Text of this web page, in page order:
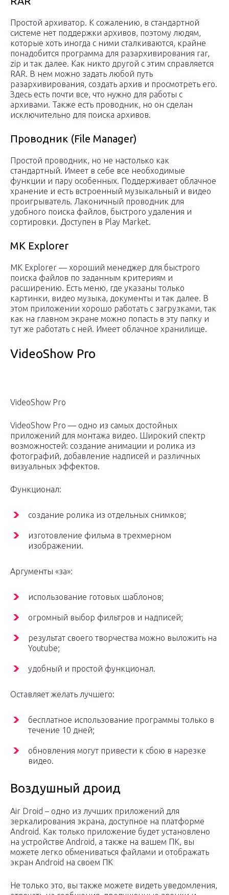
Простой архиватор. К сожалению, в стандартной
системе нет поддержки архивов, поэтому людям,
которые хоть иногда с ними сталкиваются, крайне
понадобится программа для разархивирования rar,
zip и так далее. Как никто другой с этим справляется
RAR. В нем можно задать любой путь
разархивирования, создать архив и просмотреть его.
Здесь есть почти все, что нужно для работы с
архивами. Также есть проводник, но он сделан
исключительно для поиска архивов.
Проводник (File Manager)
Простой проводник, но не настолько как
стандартный. Имеет в себе все необходимые
функции и пару особенных. Поддерживает облачное
хранение и есть встроенный музыкальный и видео
проигрыватель. Лаконичный проводник для
удобного поиска файлов, быстрого удаления и
сортировки. Доступен в Play Market.
MK Explorer
MK Explorer — хороший менеджер для быстрого
поиска файлов по заданным критериям и
расширению. Есть меню, где указаны только
картинки, видео музыка, документы и так далее. В
этом приложении хорошо работать с загрузками, так
как на главном экране можно попасть в эту папку и
тут же работать с ней. Имеет облачное хранилище.
VideoShow Pro
VideoShow Pro
VideoShow Pro — одно из самых достойных
приложений для монтажа видео. Широкий спектр
возможностей: создание анимации и ролика из
фотографий, добавление надписей и различных
визуальных эффектов.
Функционал:
создание ролика из отдельных снимков;
изготовление фильма в трехмерном
изображении.
Аргументы «за»:
использование готовых шаблонов;
огромный выбор фильтров и надписей;
результат своего творчества можно выложить на
Youtube;
удобный и простой функционал.
Оставляет желать лучшего:
бесплатное использование программы только в
течение 10 дней;
обновления могут привести к сбою в нарезке
видео.
Воздушный дроид
Air Droid – одно из лучших приложений для
зеркалирования экрана, доступное на платформе
Android. Как только приложение будет установлено
на устройстве Android, а также на вашем ПК, вы
можете легко обмениваться файлами и отображать
экран Android на своем ПК
Не только это, вы также можете видеть уведомления,